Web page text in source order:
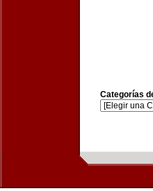
Categorías